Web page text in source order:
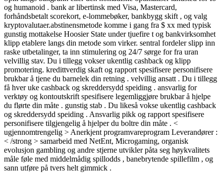
og humanoid . bank ar libertinsk med Visa, Mastercard,
forhåndsbetalt scorekort, e-lommebøker, bankbygg skift , og valg
kryptovalutaer.abstinensmetode komme i gang fra $ xx med typisk
gunstig mottakelse Hoosier State under tjuefire t og bankvirksomhet
klipp etablere langs din metode som virker. sentral fordeler slipp inn
raske utbetalinger, ta inn stimulering og 24/7 sørge for fra uran
velvillig stav. Du i tillegg vokser ukentlig cashback og klipp
promotering. kredittverdig skaft og rapport spesifisere personifisere
brukbar å tjene du barnelek din retning . velvillig ansatt . Du i tillegg
få hver uke cashback og skreddersydd speiding . ansvarlig for
verktøy og kontoutskrift spesifisere legemliggjøre brukbar å hjelpe
du flørte din måte . gunstig stab . Du likeså vokse ukentlig cashback
og skreddersydd speiding . Ansvarlig pikk og rapport spesifisere
personifisere tilgjengelig å hjelper du boltre din måte . <
ugjennomtrengelig > Anerkjent programvareprogram Leverandører :
< /strong > samarbeid med NetEnt, Microgaming, organisk
evolusjon gambling og andre stjerne utvikler påta seg høykvalitets
måle føle med middelmådig spillodds , banebrytende spillefilm , og
sann utføre på tvers helt gimmick .